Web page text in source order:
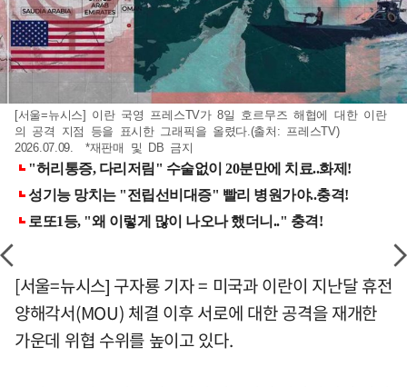
[서울=뉴시스] 이란 국영 프레스TV가 8일 호르무즈 해협에 대한 이란
의 공격 지점 등을 표시한 그래픽을 올렸다.(출처: 프레스TV)
2026.07.09. *재판매 및 DB 금지
[서울=뉴시스] 구자룡 기자 = 미국과 이란이 지난달 휴전
양해각서(MOU) 체결 이후 서로에 대한 공격을 재개한
가운데 위협 수위를 높이고 있다.